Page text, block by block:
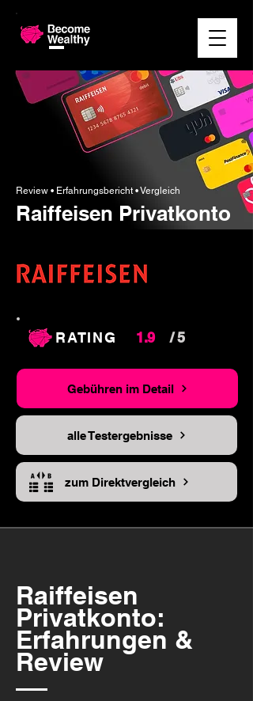
Review • Erfahrungsbericht • Vergleich
Raiffeisen Privatkonto
RATING 1.9 / 5
Gebühren im Detail
alle Testergebnisse
zum Direktvergleich
Raiffeisen
Privatkonto:
Erfahrungen &
Review